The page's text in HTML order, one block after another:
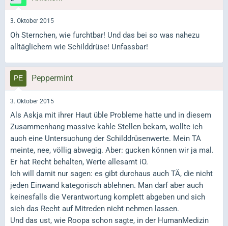
3. Oktober 2015
Oh Sternchen, wie furchtbar! Und das bei so was nahezu
alltäglichem wie Schilddrüse! Unfassbar!
Peppermint
3. Oktober 2015
Als Askja mit ihrer Haut üble Probleme hatte und in diesem
Zusammenhang massive kahle Stellen bekam, wollte ich
auch eine Untersuchung der Schilddrüsenwerte. Mein TA
meinte, nee, völlig abwegig. Aber: gucken können wir ja mal.
Er hat Recht behalten, Werte allesamt iO.
Ich will damit nur sagen: es gibt durchaus auch TÄ, die nicht
jeden Einwand kategorisch ablehnen. Man darf aber auch
keinesfalls die Verantwortung komplett abgeben und sich
sich das Recht auf Mitreden nicht nehmen lassen.
Und das ust, wie Roopa schon sagte, in der HumanMedizin